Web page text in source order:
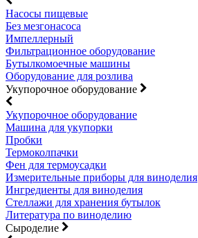
Насосы пищевые
Без мезгонасоса
Импеллерный
Фильтрационное оборудование
Бутылкомоечные машины
Оборудование для розлива
Укупорочное оборудование
Укупорочное оборудование
Машина для укупорки
Пробки
Термоколпачки
Фен для термоусадки
Измерительные приборы для виноделия
Ингредиенты для виноделия
Стеллажи для хранения бутылок
Литература по виноделию
Сыроделие